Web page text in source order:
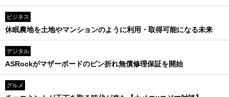
ビジネス
休眠農地を土地やマンションのように利用・取得可能になる未来
デジタル
ASRockがマザーボードのピン折れ無償修理保証を開始
グルメ